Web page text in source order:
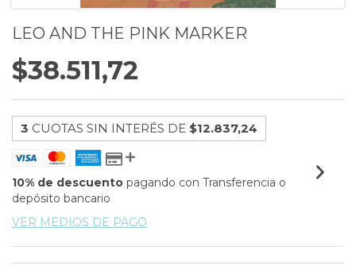
LEO AND THE PINK MARKER
$38.511,72
3 CUOTAS SIN INTERÉS DE $12.837,24
10% de descuento pagando con Transferencia o
depósito bancario
VER MEDIOS DE PAGO